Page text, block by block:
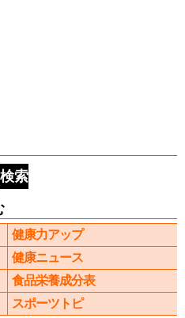
検索
健康力アップ
健康ニュース
食品栄養成分表
スポーツトピ